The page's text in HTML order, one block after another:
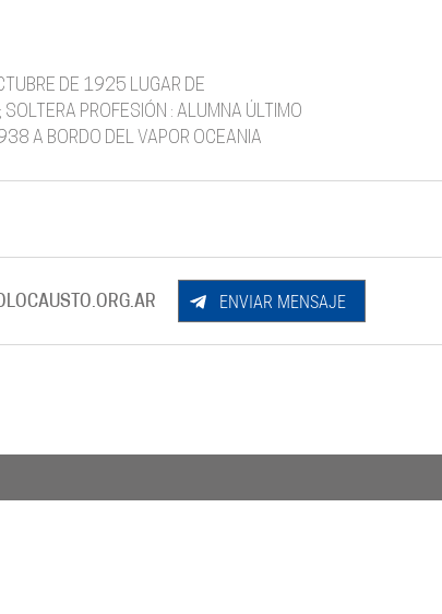
DE 1925 LUGAR DE
PROFESIÓN : ALUMNA ÚLTIMO
A BORDO DEL VAPOR OCEANIA
ENVIAR MENSAJE